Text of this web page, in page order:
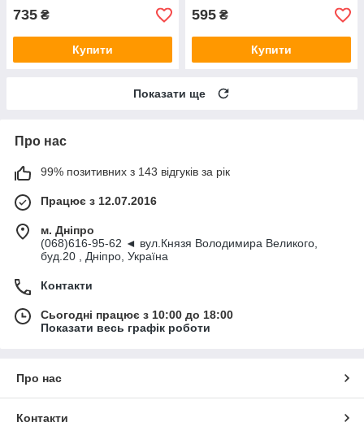
735 ₴
Купити
595 ₴
Купити
Показати ще
Про нас
99% позитивних з 143 відгуків за рік
Працює з 12.07.2016
м. Дніпро
(068)616-95-62 ◄ вул.Князя Володимира Великого,
буд.20 , Дніпро, Україна
Контакти
Сьогодні працює з 10:00 до 18:00
Показати весь графік роботи
Про нас
Контакти